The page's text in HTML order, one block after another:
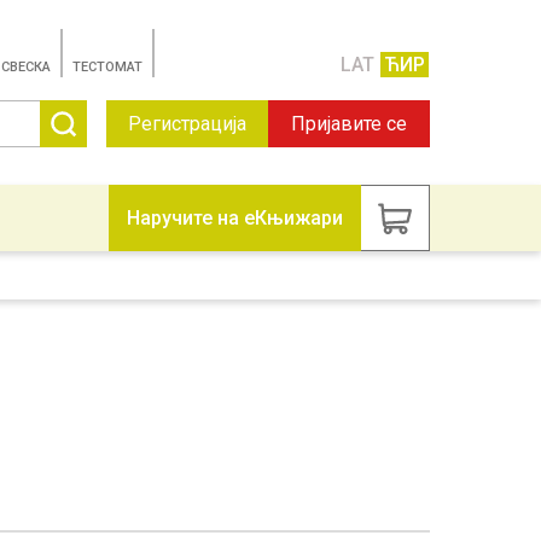
TЕСТОМАТ LAT ЋИР
Регистрација Пријавите се
Наручите на еКњижари